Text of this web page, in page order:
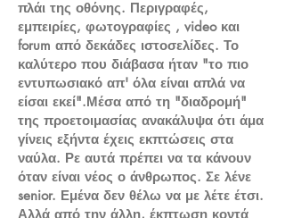
πλάι της οθόνης. Περιγραφές,
εμπειρίες, φωτογραφίες , video και
forum από δεκάδες ιστοσελίδες. Το
καλύτερο που διάβασα ήταν "το πιο
εντυπωσιακό απ' όλα είναι απλά να
είσαι εκεί".Μέσα από τη "διαδρομή"
της προετοιμασίας ανακάλυψα ότι άμα
γίνεις εξήντα έχεις εκπτώσεις στα
ναύλα. Ρε αυτά πρέπει να τα κάνουν
όταν είναι νέος ο άνθρωπος. Σε λένε
senior. Εμένα δεν θέλω να με λέτε έτσι.
Αλλά από την άλλη, έκπτωση κοντά